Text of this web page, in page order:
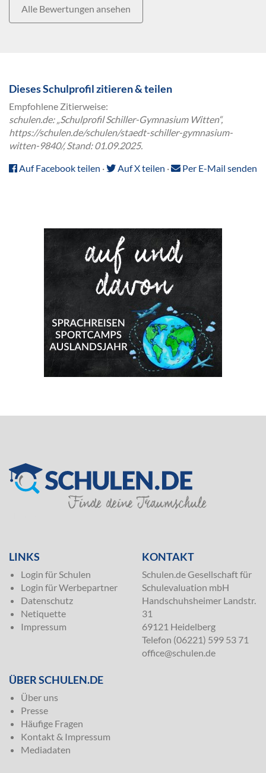
Alle Bewertungen ansehen
Dieses Schulprofil zitieren & teilen
Empfohlene Zitierweise:
schulen.de: „Schulprofil Schiller-Gymnasium Witten“,
https://schulen.de/schulen/staedt-schiller-gymnasium-
witten-9840/, Stand: 01.09.2025.
Auf Facebook teilen · Auf X teilen · Per E-Mail senden
LINKS
Login für Schulen
Login für Werbepartner
Datenschutz
Netiquette
Impressum
KONTAKT
Schulen.de Gesellschaft für
Schulevaluation mbH
Handschuhsheimer Landstr.
31
69121 Heidelberg
Telefon (06221) 599 53 71
office@schulen.de
ÜBER SCHULEN.DE
Über uns
Presse
Häufige Fragen
Kontakt & Impressum
Mediadaten